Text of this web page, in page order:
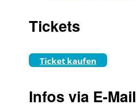
Tickets
Ticket kaufen
Infos via E-Mail